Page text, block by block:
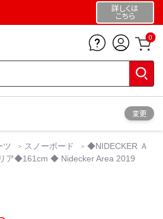
詳しくは
こちら
0
変更
ツ スノーボード
◆NIDECKER Ａ
ア◆161cm ◆ Nidecker Area 2019